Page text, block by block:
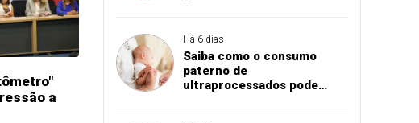
a
Há 6 dias
Saiba como o consumo
paterno de
ultraprocessados pode